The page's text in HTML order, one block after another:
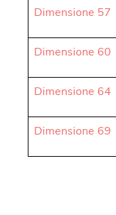
Dimensione 57
Dimensione 60
Dimensione 64
Dimensione 69